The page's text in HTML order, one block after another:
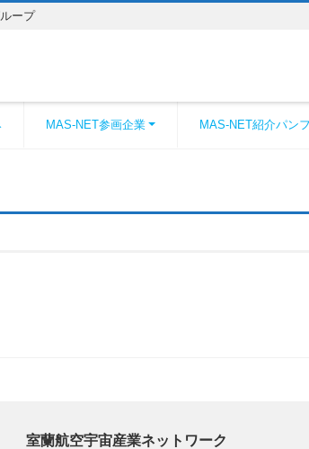
ープ
MAS-NET参画企業 MAS-NET紹介パン
室蘭航空宇宙産業ネットワーク